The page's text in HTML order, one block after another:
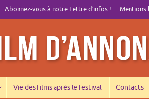
Abonnez-vous à notre Lettre d’infos ! Mentions
Vie des films après le festival Contacts